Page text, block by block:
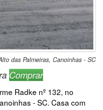
das Palmeiras, Canoinhas - SC
Comprar
Radke nº 132, no
- SC. Casa com